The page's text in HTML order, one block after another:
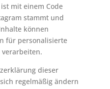
mit einem Code
stammt und
können
für personalisierte
dieser
regelmäßig ändern